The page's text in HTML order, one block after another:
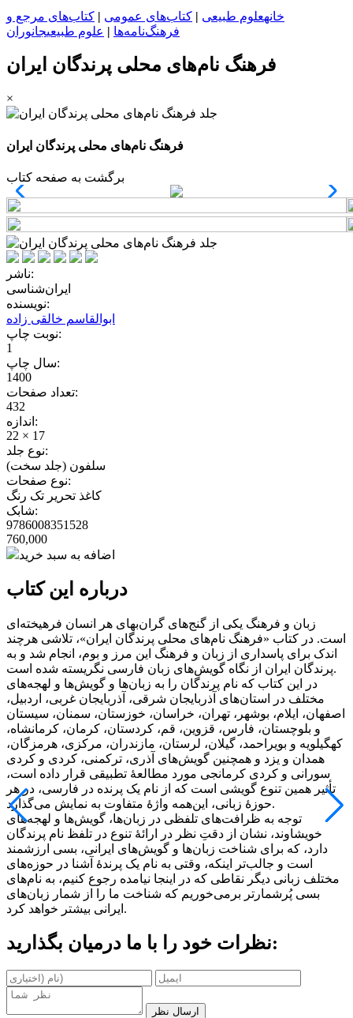
خانهعلوم طبیعی | کتاب‌های عمومی | کتاب‌های مرجع و
فرهنگ‌نامه‌ها | علوم طبیعیجانوران
فرهنگ نام‌های محلی پرندگان ایران
×
فرهنگ نام‌های محلی پرندگان ایران
برگشت به صفحه کتاب
ناشر:
ایران‌شناسی
نویسنده:
ابوالقاسم خالقی زاده
نوبت چاپ:
1
سال چاپ:
1400
تعداد صفحات:
432
اندازه:
22 × 17
نوع جلد:
سلفون (جلد سخت)
نوع صفحات:
کاغذ تحریر تک رنگ
شابک:
9786008351528
760,000
اضافه به سبد خرید
درباره این کتاب
زبان و فرهنگ یکی از گنج‌های گران‌بهای هر انسان فرهیخته‌ای
است. در کتاب «فرهنگ نام‌های محلی پرندگان ایران»، تلاشی هرچند
اندک برای پاسداری از زبان و فرهنگ این مرز و بوم، انجام شد و به
پرندگان ایران از نگاه گویش‌های زبان فارسی نگریسته شده است.
در این کتاب که نام پرندگان را به زبان‌ها و گویش‌ها و لهجه‌های
مختلف در استان‌های آذربایجان شرقی، آذربایجان غربی، اردبیل،
اصفهان، ایلام، بوشهر، تهران، خراسان، خوزستان، سمنان، سیستان
و بلوچستان، فارس، قزوین، قم، کردستان، کرمان، کرمانشاه،
کهگیلویه و بویراحمد، گیلان، لرستان، مازندران، مرکزی، هرمزگان،
همدان و یزد و همچنین گویش‌های آذری، ترکمنی، کردی و کردی
سورانی و کردی کرمانجی مورد مطالعۀ تطبیقی قرار داده است،
تأثیر همین تنوع گویشی است که از نام یک پرنده در فارسی، در هر
حوزۀ زبانی، این‌همه واژۀ متفاوت به نمایش می‌گذارد.
توجه به ظرافت‌های تلفظی در زبان‌ها، گویش‌ها و لهجه‌های
خویشاوند، نشان از دقتِ نظر در ارائۀ تنوع در تلفظ نام پرندگان
دارد، که برای شناخت زبان‌ها و گویش‌های ایرانی، بسی ارزشمند
است و جالب‌تر اینکه، وقتی به نام یک پرندۀ آشنا در حوزه‌های
مختلف زبانی دیگر نقاطی که در اینجا نیامده رجوع کنیم، به نام‌های
بسی پُرشمارتر برمی‌خوریم که شناخت ما را از شمار زبان‌های
ایرانی بیشتر خواهد کرد.
نظرات خود را با ما درمیان بگذارید:
ارسال نظر